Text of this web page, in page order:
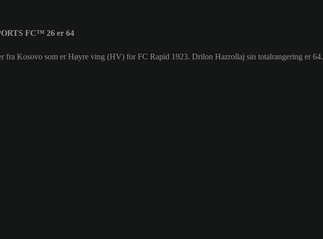
FC™ 26 er 64
fra Kosovo som er Høyre ving (HV) for FC Rapid 1923. Drilon Hazrollaj sin totalrangering er 64.